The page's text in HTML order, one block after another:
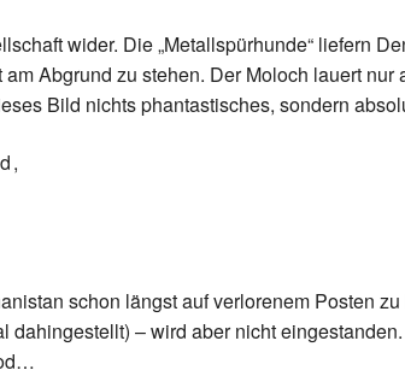
wider. Die „Metallspürhunde“ liefern
Abgrund zu stehen. Der Moloch lauert
Bild nichts phantastisches, sondern
schon längst auf verlorenem Posten
– wird aber nicht